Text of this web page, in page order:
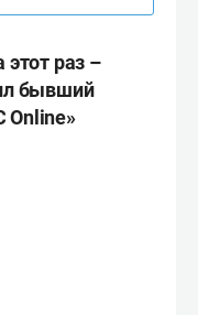
раз –
бывший
Online»